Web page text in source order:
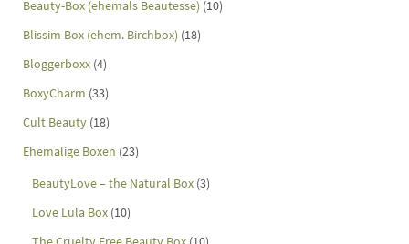
Beauty-Box (ehemals Beautesse) (10)
Blissim Box (ehem. Birchbox) (18)
Bloggerboxx (4)
BoxyCharm (33)
Cult Beauty (18)
Ehemalige Boxen (23)
BeautyLove – the Natural Box (3)
Love Lula Box (10)